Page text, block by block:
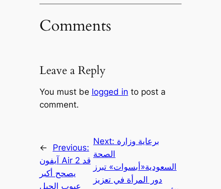
Comments
Leave a Reply
You must be logged in to post a
comment.
←
Previous:
آيفون Air 2 قد
يصحح أكبر
عيوب الجيل
Next: برعاية وزارة
الصحة
السعودية«أبسوات» تبرز
دور المرأة في تعزيز